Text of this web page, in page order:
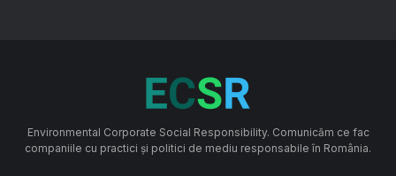
Environmental Corporate Social Responsibility. Comunicăm ce fac
companiile cu practici și politici de mediu responsabile în România.